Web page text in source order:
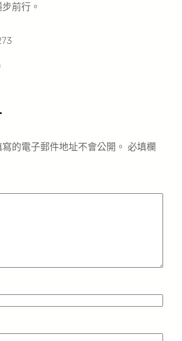
前行。
的電子郵件地址不會公開。 必填欄